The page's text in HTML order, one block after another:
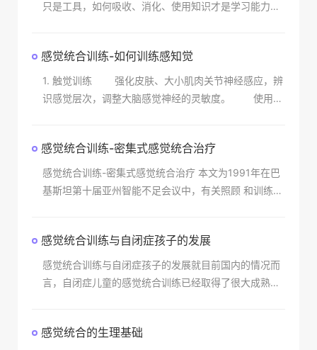
只是工具，如何吸收、消化、使用知识才是学习能力。
感觉统合训练-如何训练感知觉
1. 触觉训练 强化皮肤、大小肌肉关节神经感应，辨
识感觉层次，调整大脑感觉神经的灵敏度。 使用器
感觉统合训练-密集式感觉统合治疗
感觉统合训练-密集式感觉统合治疗 本文为1991年在巴
基斯坦第十届亚州智能不足会议中，有关照顾 和训练智
感觉统合训练与自闭症孩子的发展
感觉统合训练与自闭症孩子的发展就目前国内的情况而
言，自闭症儿童的感觉统合训练已经取得了很大成熟性
估。
感觉统合的生理基础